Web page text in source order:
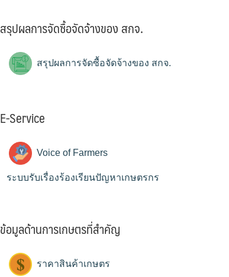
สรุปผลการจัดซื้อจัดจ้างของ สกจ.
สรุปผลการจัดซื้อจัดจ้างของ สกจ.
E-Service
Voice of Farmers
ระบบรับเรื่องร้องเรียนปัญหาเกษตรกร
ข้อมูลด้านการเกษตรที่สำคัญ
ราคาสินค้าเกษตร